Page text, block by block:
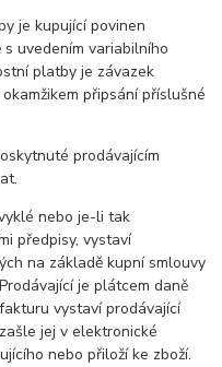
je kupující povinen
uvedením variabilního
platby je závazek
připsání příslušné
prodávajícím
nebo je-li tak
předpisy, vystaví
na základě kupní smlouvy
je plátcem daně
vystaví prodávající
jej v elektronické
nebo přiloží ke zboží.